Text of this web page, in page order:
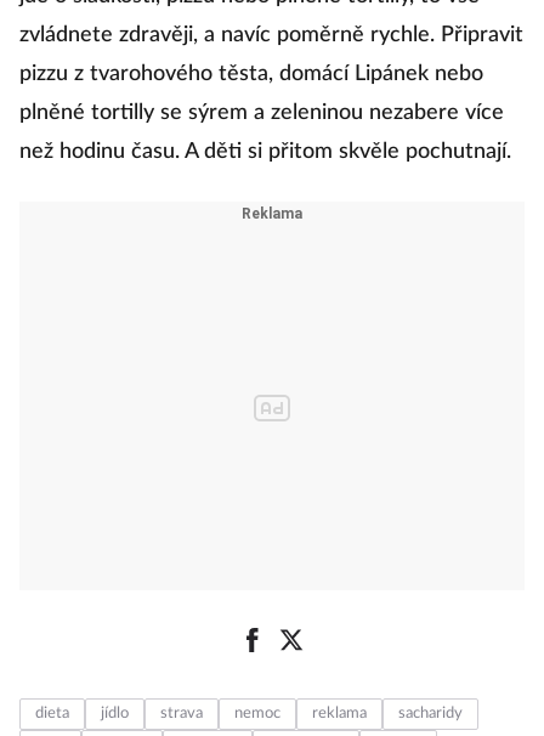
zvládnete zdravěji, a navíc poměrně rychle. Připravit
pizzu z tvarohového těsta, domácí Lipánek nebo
plněné tortilly se sýrem a zeleninou nezabere více
než hodinu času. A děti si přitom skvěle pochutnají.
dieta jídlo strava nemoc reklama
sacharidy